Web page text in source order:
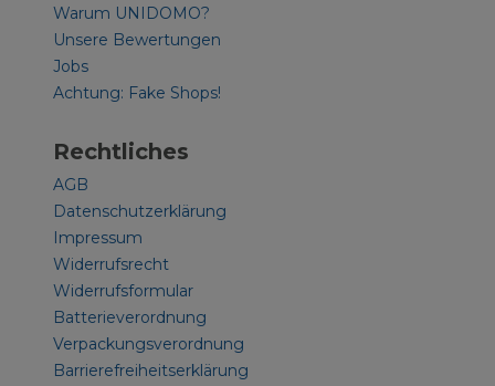
Warum UNIDOMO?
Unsere Bewertungen
Jobs
Achtung: Fake Shops!
Rechtliches
AGB
Datenschutzerklärung
Impressum
Widerrufsrecht
Widerrufsformular
Batterieverordnung
Verpackungsverordnung
Barrierefreiheitserklärung